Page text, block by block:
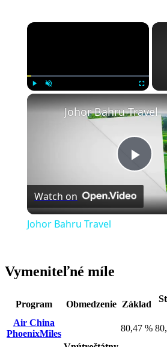
Johor Bahru Travel
Watch on
Johor Bahru Travel
Vymeniteľné míle
Program Obmedzenie Základ
Air China
PhoenixMiles
80,47 %